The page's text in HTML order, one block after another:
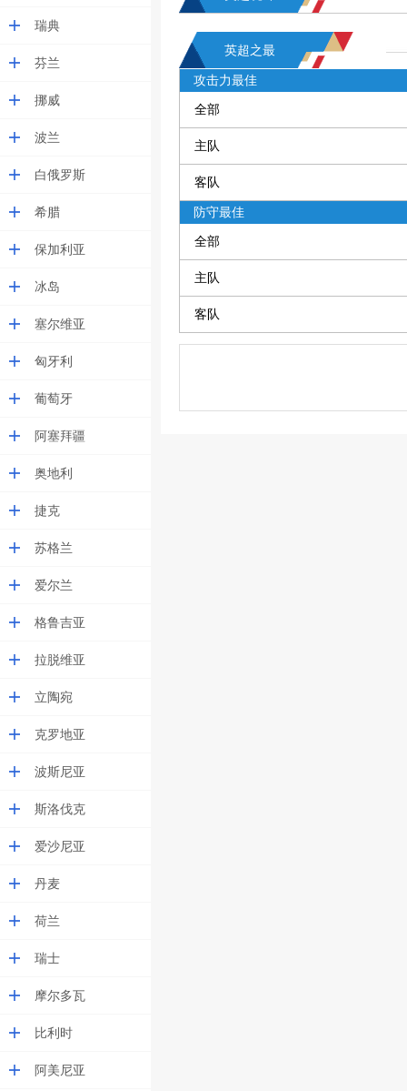
瑞典
芬兰
挪威
波兰
白俄罗斯
希腊
保加利亚
冰岛
塞尔维亚
匈牙利
葡萄牙
阿塞拜疆
奥地利
捷克
苏格兰
爱尔兰
格鲁吉亚
拉脱维亚
立陶宛
克罗地亚
波斯尼亚
斯洛伐克
爱沙尼亚
丹麦
荷兰
瑞士
摩尔多瓦
比利时
阿美尼亚
英超之最
攻击力最佳
全部
主队
客队
防守最佳
全部
主队
客队